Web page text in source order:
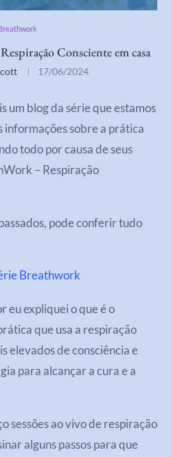
Consciente em casa
17/06/2024
um blog da série que estamos
sobre a prática
todo por causa de seus
– Respiração
pode conferir tudo
Breathwork
eu expliquei o que é o
que usa a respiração
elevados de consciência e
para alcançar a cura e a
sessões ao vivo de respiração
alguns passos para que